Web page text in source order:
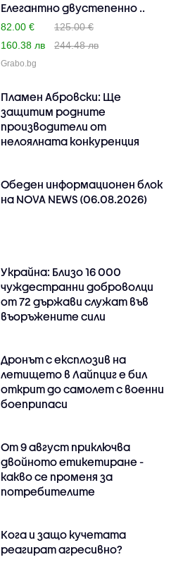
Елегантно двустепенно ..
82.00 €
125.00 €
160.38 лв
244.48 лв
Grabo.bg
Пламен Абровски: Ще
защитим родните
производители от
нелоялната конкуренция
Обеден информационен блок
на NOVA NEWS (06.08.2026)
Украйна: Близо 16 000
чуждестранни доброволци
от 72 държави служат във
въоръжените сили
Дронът с експлозив на
летището в Лайпциг е бил
открит до самолет с военни
боеприпаси
От 9 август приключва
двойното етикетиране -
какво се променя за
потребителите
Кога и защо кучетата
реагират агресивно?